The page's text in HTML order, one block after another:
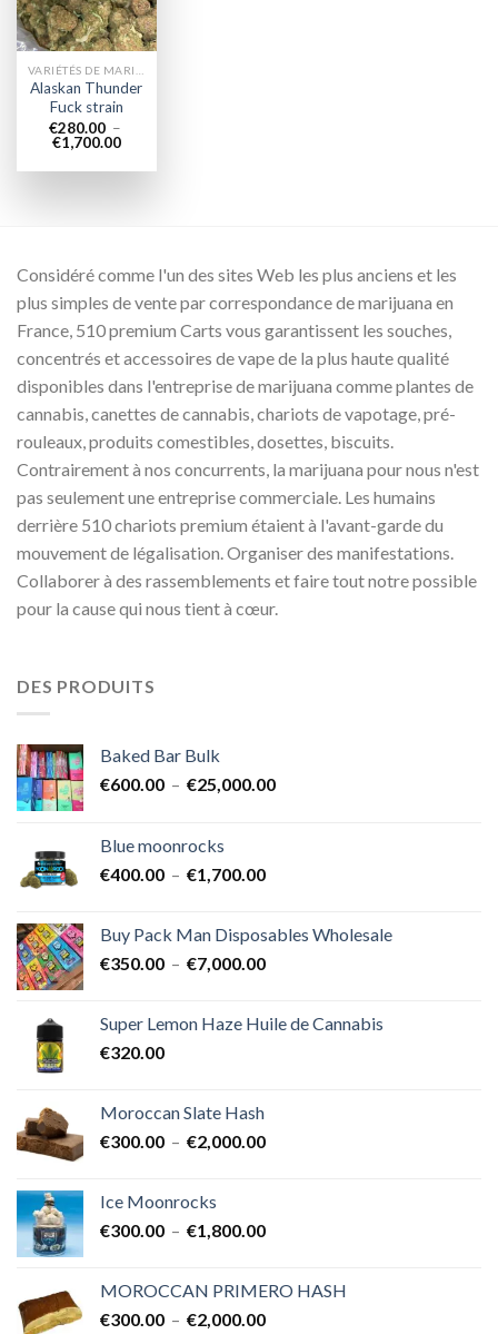
Alaskan Thunder
Fuck strain
€280.00 –
€1,700.00Plage
prix :
Considéré comme l'un des sites Web les plus anciens et les
plus simples de vente par correspondance de marijuana en
France, 510 premium Carts vous garantissent les souches,
concentrés et accessoires de vape de la plus haute qualité
disponibles dans l'entreprise de marijuana comme plantes de
cannabis, canettes de cannabis, chariots de vapotage, pré-
rouleaux, produits comestibles, dosettes, biscuits.
Contrairement à nos concurrents, la marijuana pour nous n'est
pas seulement une entreprise commerciale. Les humains
derrière 510 chariots premium étaient à l'avant-garde du
mouvement de légalisation. Organiser des manifestations.
Collaborer à des rassemblements et faire tout notre possible
pour la cause qui nous tient à cœur.
DES PRODUITS
Baked Bar Bulk
€600.00 – €25,000.00Plage
Blue moonrocks
€400.00 – €1,700.00Plage
€400.00
à
Buy Pack Man Disposables Wholesale
€350.00 – €7,000.00Plage
€350.00
Super Lemon Haze Huile de Cannabis
€320.00
Moroccan Slate Hash
€300.00 – €2,000.00Plage
à
Ice Moonrocks
€300.00 – €1,800.00Plage
€300.00
à
MOROCCAN PRIMERO HASH
€300.00 – €2,000.00Plage